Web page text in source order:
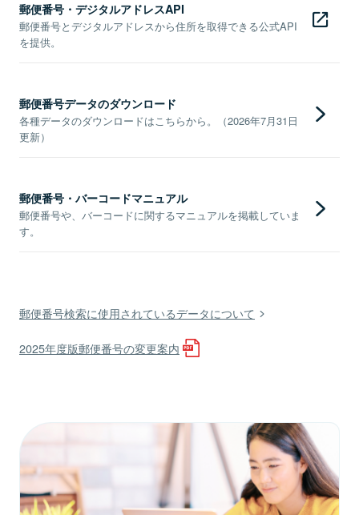
郵便番号・デジタルアドレスAPI
郵便番号とデジタルアドレスから住所を取得できる公式API
を提供。
郵便番号データのダウンロード
各種データのダウンロードはこちらから。（2026年7月31日
更新）
郵便番号・バーコードマニュアル
郵便番号や、バーコードに関するマニュアルを掲載していま
す。
郵便番号検索に使用されているデータについて
2025年度版郵便番号の変更案内